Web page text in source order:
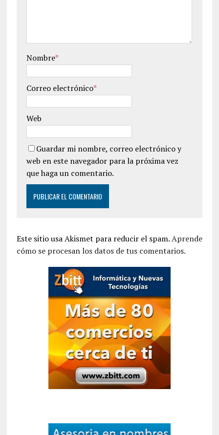
Nombre*
Correo electrónico*
Web
Guardar mi nombre, correo electrónico y
web en este navegador para la próxima vez
que haga un comentario.
Este sitio usa Akismet para reducir el spam.Aprende
cómo se procesan los datos de tus comentarios.